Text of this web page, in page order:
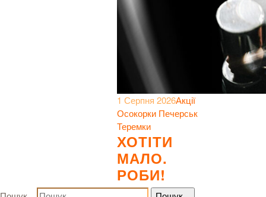
1 Серпня 2026Акції
Осокорки Печерськ
Теремки
ХОТІТИ
МАЛО.
РОБИ!